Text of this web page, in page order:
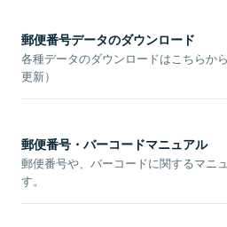
郵便番号データのダウンロード
各種データのダウンロードはこちらか
更新）
郵便番号・バーコードマニュアル
郵便番号や、バーコードに関するマニ
す。